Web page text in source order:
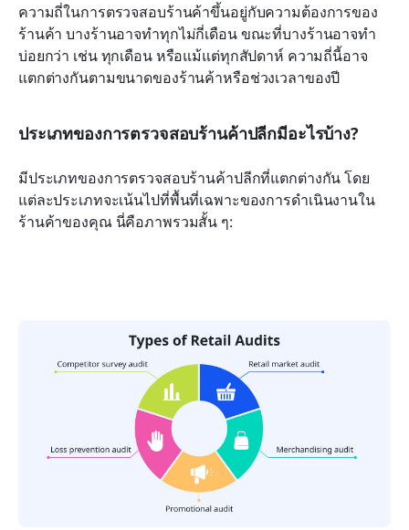
ความถี่ในการตรวจสอบร้านค้าขึ้นอยู่กับความต้องการของ
ร้านค้า บางร้านอาจทำทุกไม่กี่เดือน ขณะที่บางร้านอาจทำ
บ่อยกว่า เช่น ทุกเดือน หรือแม้แต่ทุกสัปดาห์ ความถี่นี้อาจ
แตกต่างกันตามขนาดของร้านค้าหรือช่วงเวลาของปี
ประเภทของการตรวจสอบร้านค้าปลีกมีอะไรบ้าง?
มีประเภทของการตรวจสอบร้านค้าปลีกที่แตกต่างกัน โดย
แต่ละประเภทจะเน้นไปที่พื้นที่เฉพาะของการดำเนินงานใน
ร้านค้าของคุณ นี่คือภาพรวมสั้น ๆ: